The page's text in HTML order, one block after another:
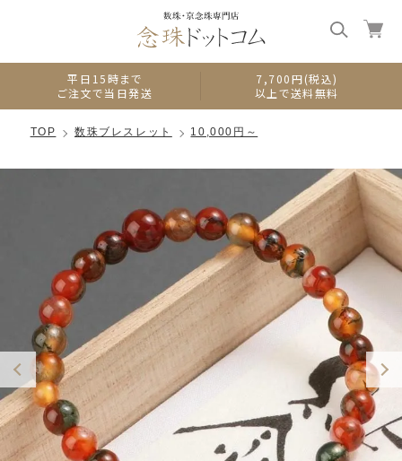
平日15時まで
ご注文で当日発送
7,700円(税込)
以上で送料無料
TOP 数珠ブレスレット 10,000円～